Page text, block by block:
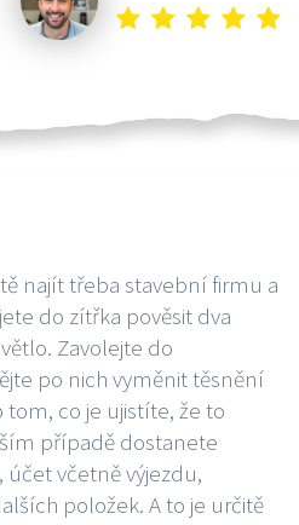
najít třeba stavební firmu a
do zítřka pověsit dva
Zavolejte do
po nich vyměnit těsnění
co je ujistíte, že to
případě dostanete
včetně výjezdu,
položek. A to je určitě